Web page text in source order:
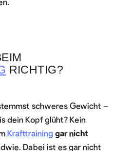
RICHTIG?
schweres Gewicht –
dein Kopf glüht? Kein
Krafttraining gar nicht
Dabei ist es gar nicht